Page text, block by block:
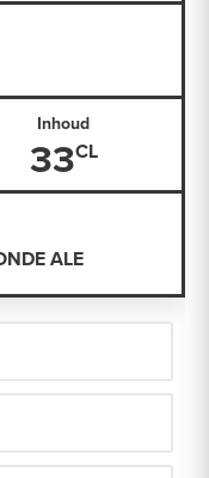
Inhoud
33
ALE